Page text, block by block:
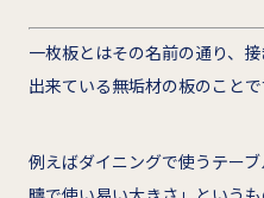
一枚板とはその名前の通り、
出来ている無垢材の板のことで
例えばダイニングで使うテー